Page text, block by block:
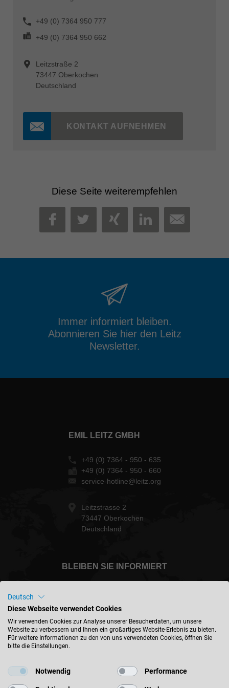
+49 (0) 7364 950 777
+49 (0) 7364 950 662
Leitzstraße 2
73447 Oberkochen
Deutschland
KONTAKT AUFNEHMEN
Diese Seite weiterempfehlen
FACEBOOK
TWITTER
XINGLINKEDIN
MAIL
Immer informiert bleiben.
Abonnieren Sie hier den Leitz
Newsletter.
EMIL LEITZ GMBH
+49 (0) 7364 - 950 - 635
+49 (0) 7364 - 950 - 660
service-hotline@leitz.org
Leitzstrasse 2
73447 Oberkochen
Deutschland
BLEIBEN SIE INFORMIERT
Deutschland - deutsch
Deutsch
Diese Webseite verwendet Cookies
Wir verwenden Cookies zur Analyse unserer Besucherdaten, um unsere
Website zu verbessern und Ihnen ein großartiges Website-Erlebnis zu bieten.
Für weitere Informationen zu den von uns verwendeten Cookies, öffnen Sie
bitte die Einstellungen.
Notwendig Performance